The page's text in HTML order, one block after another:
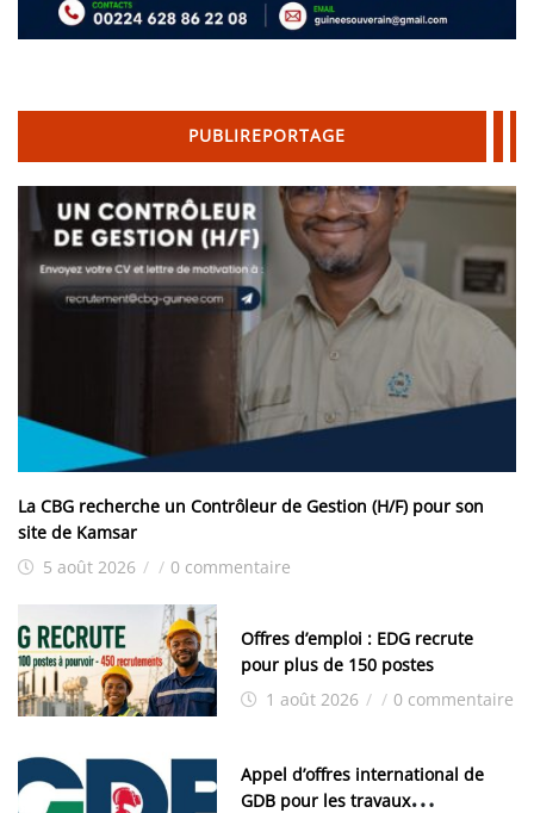
PUBLIREPORTAGE
La CBG recherche un Contrôleur de Gestion (H/F) pour son
site de Kamsar
5 août 2026 / / 0 commentaire
Offres d’emploi : EDG recrute
pour plus de 150 postes
1 août 2026 / / 0 commentaire
Appel d’offres international de
GDB pour les travaux